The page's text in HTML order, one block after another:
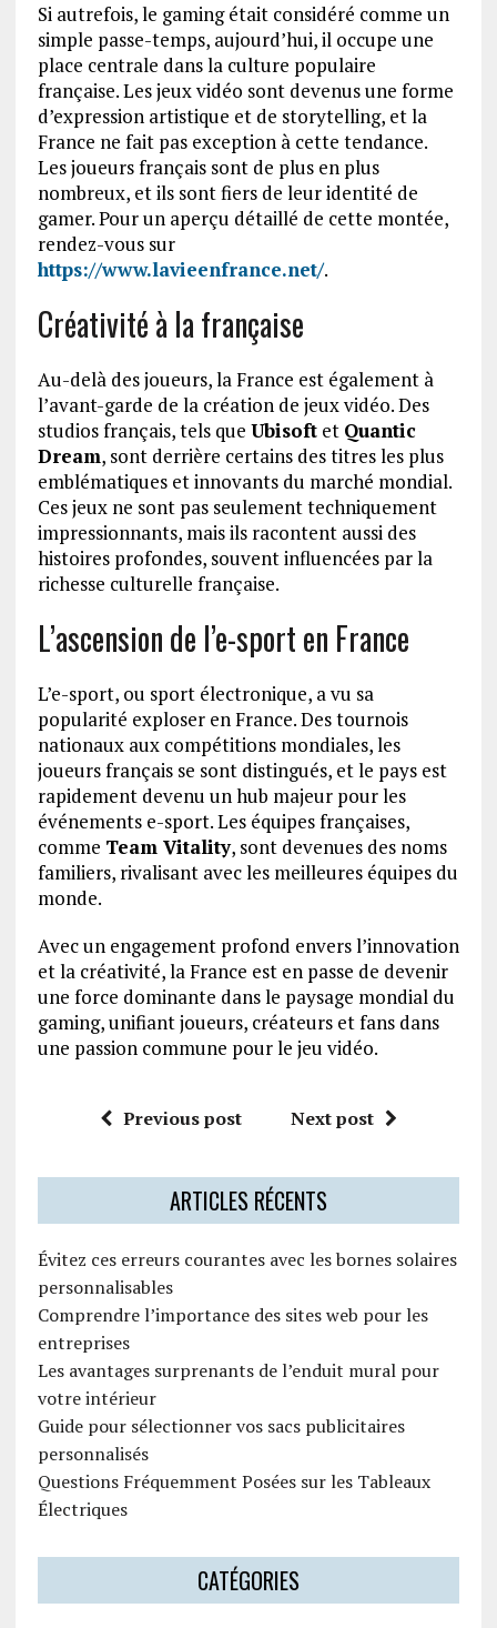
Si autrefois, le gaming était considéré comme un
simple passe-temps, aujourd’hui, il occupe une
place centrale dans la culture populaire
française. Les jeux vidéo sont devenus une forme
d’expression artistique et de storytelling, et la
France ne fait pas exception à cette tendance.
Les joueurs français sont de plus en plus
nombreux, et ils sont fiers de leur identité de
gamer. Pour un aperçu détaillé de cette montée,
rendez-vous sur
https://www.lavieenfrance.net/.
Créativité à la française
Au-delà des joueurs, la France est également à
l’avant-garde de la création de jeux vidéo. Des
studios français, tels que Ubisoftet Quantic
Dream, sont derrière certains des titres les plus
emblématiques et innovants du marché mondial.
Ces jeux ne sont pas seulement techniquement
impressionnants, mais ils racontent aussi des
histoires profondes, souvent influencées par la
richesse culturelle française.
L’ascension de l’e-sport en France
L’e-sport, ou sport électronique, a vu sa
popularité exploser en France. Des tournois
nationaux aux compétitions mondiales, les
joueurs français se sont distingués, et le pays est
rapidement devenu un hub majeur pour les
événements e-sport. Les équipes françaises,
comme Team Vitality, sont devenues des noms
familiers, rivalisant avec les meilleures équipes du
monde.
Avec un engagement profond envers l’innovation
et la créativité, la France est en passe de devenir
une force dominante dans le paysage mondial du
gaming, unifiant joueurs, créateurs et fans dans
une passion commune pour le jeu vidéo.
Previous post Next post
ARTICLES RÉCENTS
Évitez ces erreurs courantes avec les bornes solaires
personnalisables
Comprendre l’importance des sites web pour les
entreprises
Les avantages surprenants de l’enduit mural pour
votre intérieur
Guide pour sélectionner vos sacs publicitaires
personnalisés
Questions Fréquemment Posées sur les Tableaux
Électriques
CATÉGORIES